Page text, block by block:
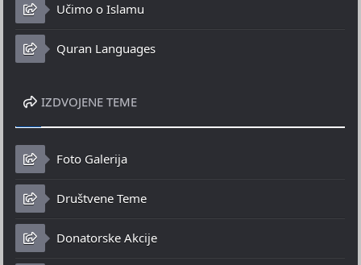
Učimo o Islamu
Quran Languages
IZDVOJENE TEME
Foto Galerija
Društvene Teme
Donatorske Akcije